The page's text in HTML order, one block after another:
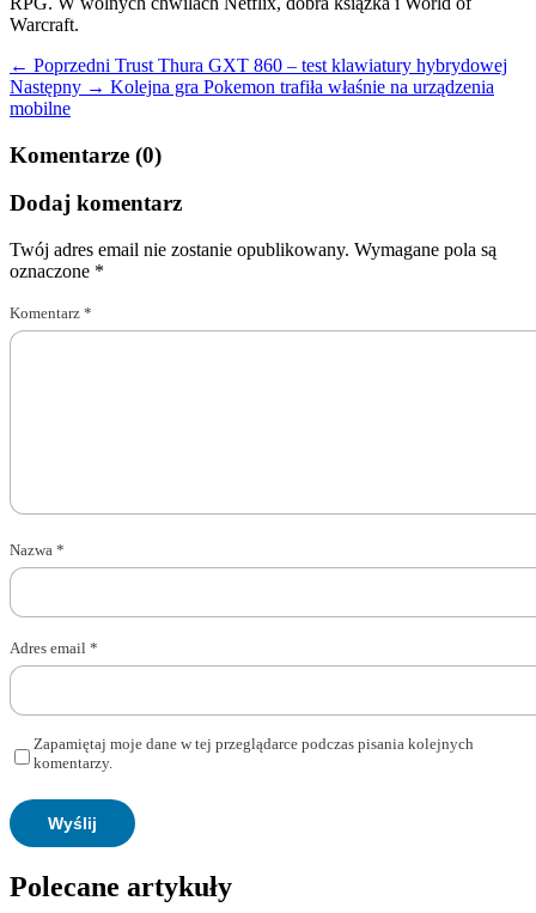
Warcraft.
← Poprzedni Trust Thura GXT 860 – test klawiatury hybrydowej
Następny → Kolejna gra Pokemon trafiła właśnie na urządzenia
mobilne
Komentarze (0)
Dodaj komentarz
Twój adres email nie zostanie opublikowany. Wymagane pola są
oznaczone *
Komentarz *
Nazwa *
Adres email *
Zapamiętaj moje dane w tej przeglądarce podczas pisania kolejnych
komentarzy.
Polecane artykuły